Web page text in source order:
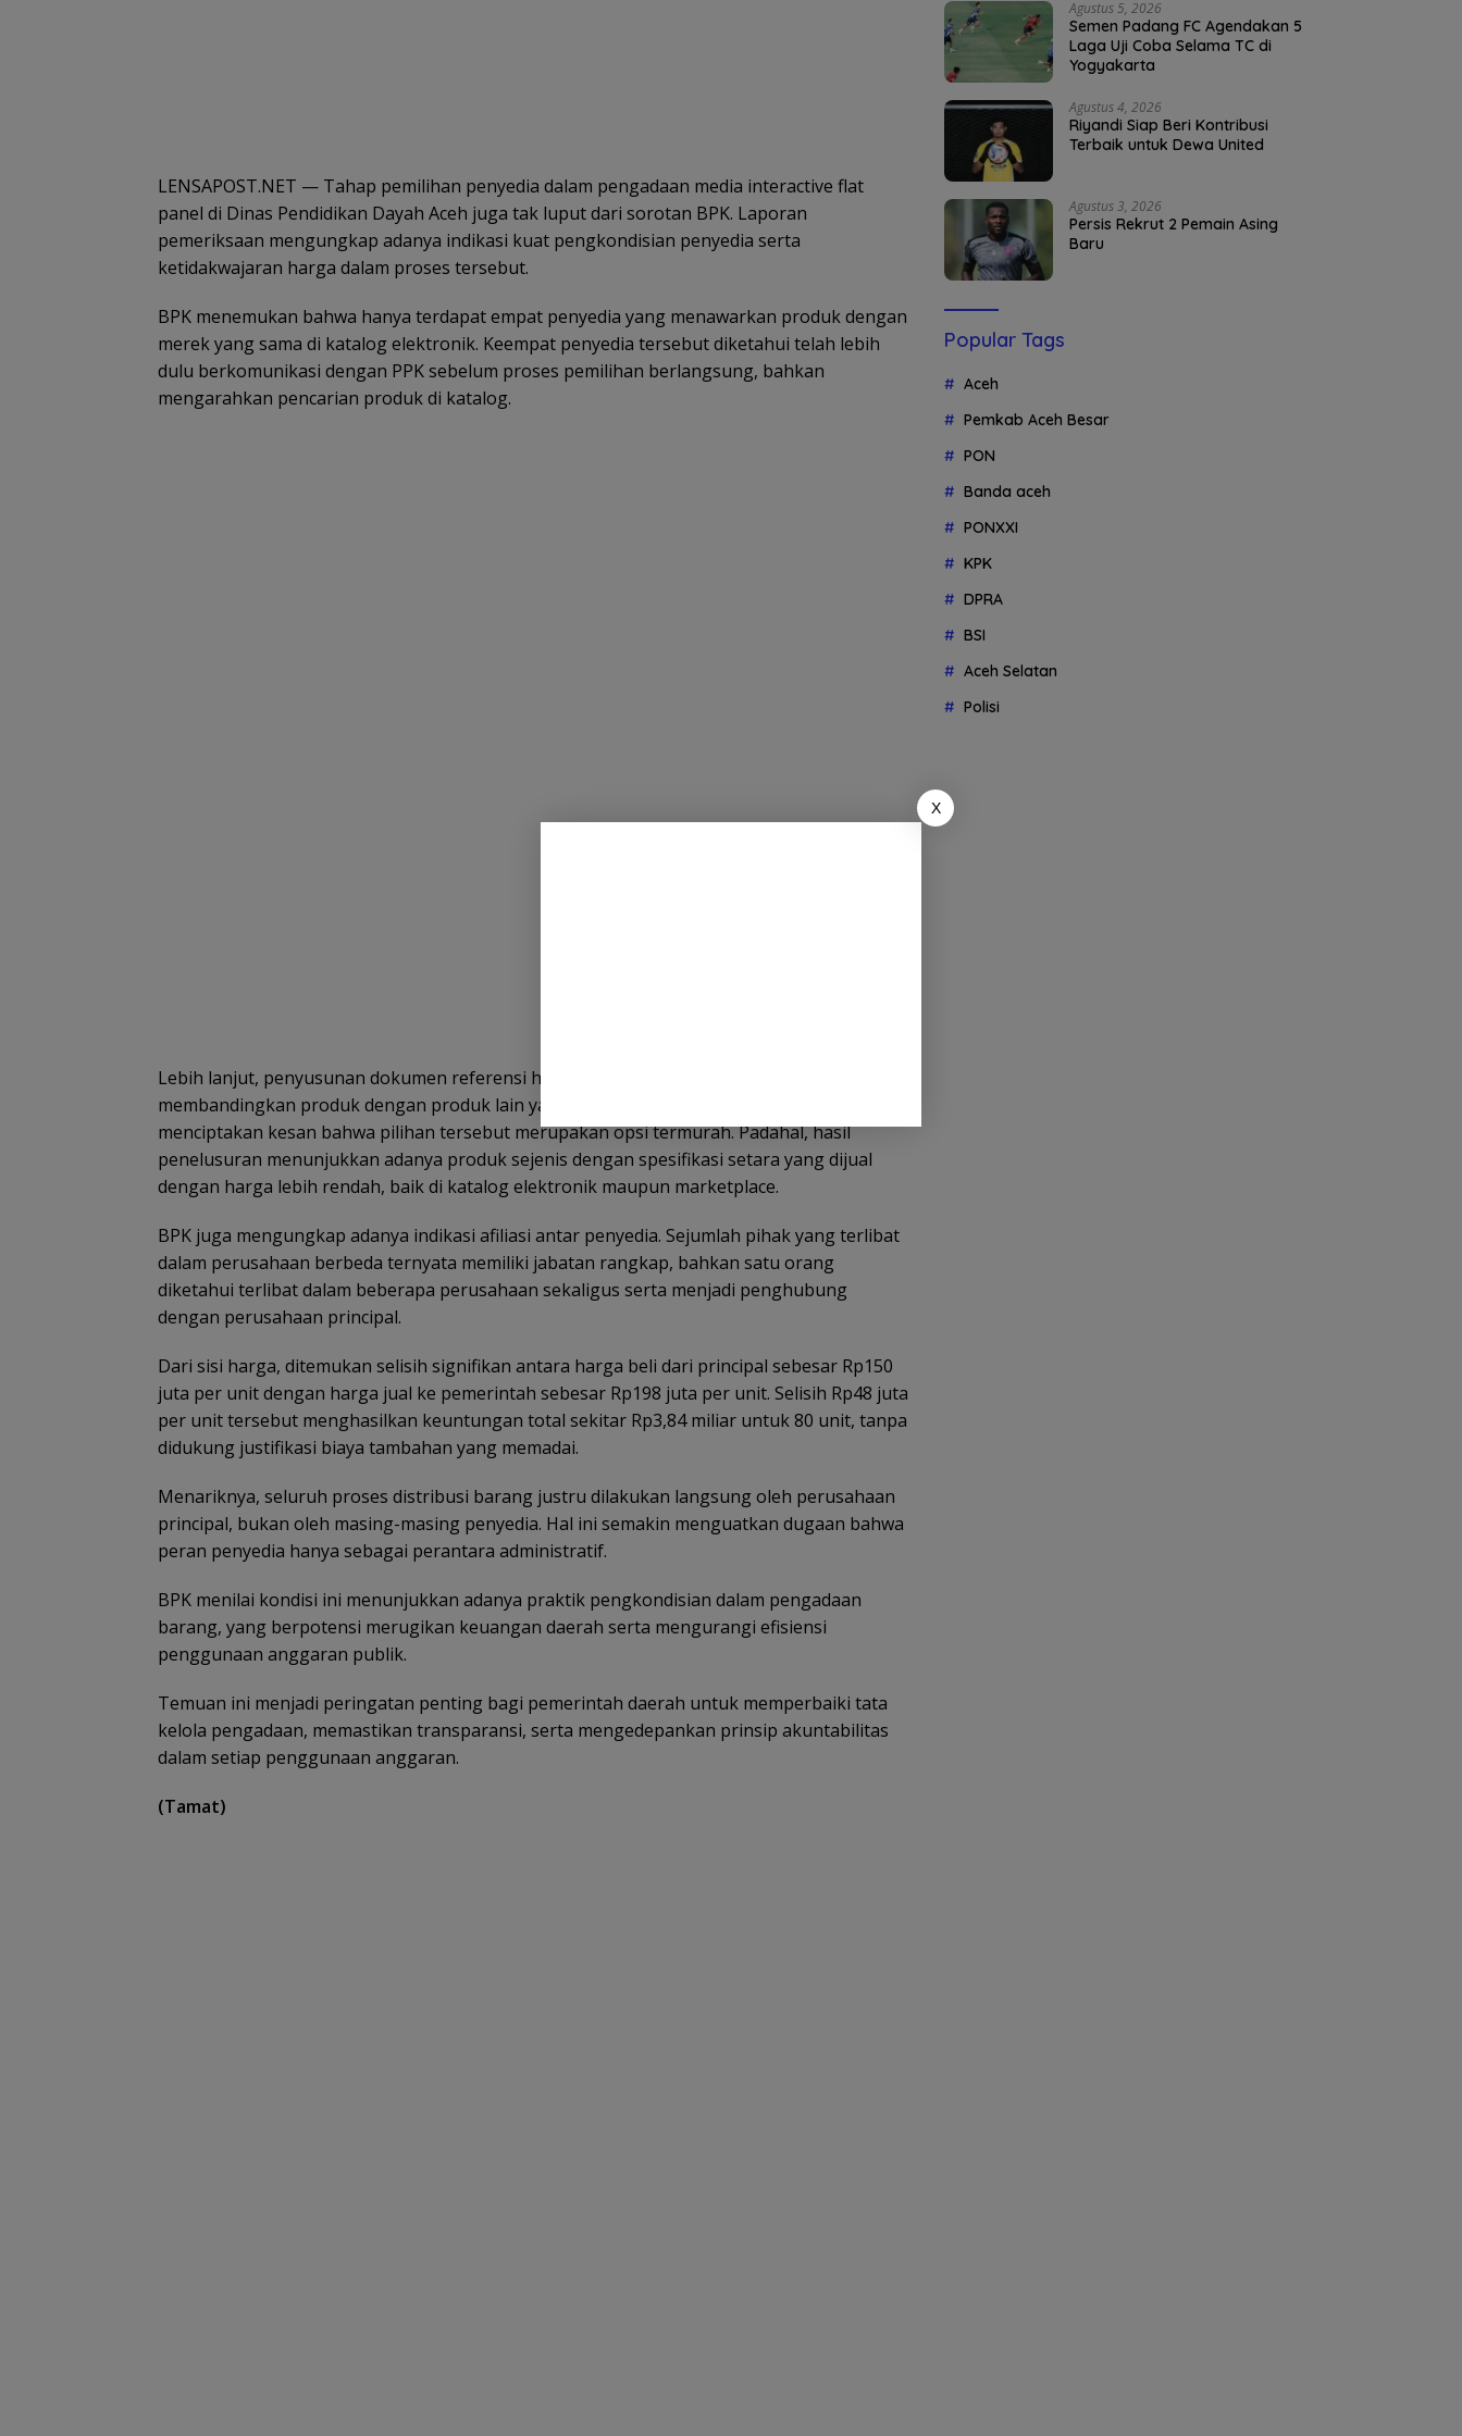
LENSAPOST.NET — Tahap pemilihan penyedia dalam pengadaan media interactive flat
panel di Dinas Pendidikan Dayah Aceh juga tak luput dari sorotan BPK. Laporan
pemeriksaan mengungkap adanya indikasi kuat pengkondisian penyedia serta
ketidakwajaran harga dalam proses tersebut.
BPK menemukan bahwa hanya terdapat empat penyedia yang menawarkan produk dengan
merek yang sama di katalog elektronik. Keempat penyedia tersebut diketahui telah lebih
dulu berkomunikasi dengan PPK sebelum proses pemilihan berlangsung, bahkan
mengarahkan pencarian produk di katalog.
Lebih lanjut, penyusunan dokumen referensi harga diduga tidak objektif. PPK
membandingkan produk dengan produk lain yang memiliki harga lebih tinggi, sehingga
menciptakan kesan bahwa pilihan tersebut merupakan opsi termurah. Padahal, hasil
penelusuran menunjukkan adanya produk sejenis dengan spesifikasi setara yang dijual
dengan harga lebih rendah, baik di katalog elektronik maupun marketplace.
BPK juga mengungkap adanya indikasi afiliasi antar penyedia. Sejumlah pihak yang terlibat
dalam perusahaan berbeda ternyata memiliki jabatan rangkap, bahkan satu orang
diketahui terlibat dalam beberapa perusahaan sekaligus serta menjadi penghubung
dengan perusahaan principal.
Dari sisi harga, ditemukan selisih signifikan antara harga beli dari principal sebesar Rp150
juta per unit dengan harga jual ke pemerintah sebesar Rp198 juta per unit. Selisih Rp48 juta
per unit tersebut menghasilkan keuntungan total sekitar Rp3,84 miliar untuk 80 unit, tanpa
didukung justifikasi biaya tambahan yang memadai.
Menariknya, seluruh proses distribusi barang justru dilakukan langsung oleh perusahaan
principal, bukan oleh masing-masing penyedia. Hal ini semakin menguatkan dugaan bahwa
peran penyedia hanya sebagai perantara administratif.
BPK menilai kondisi ini menunjukkan adanya praktik pengkondisian dalam pengadaan
barang, yang berpotensi merugikan keuangan daerah serta mengurangi efisiensi
penggunaan anggaran publik.
Temuan ini menjadi peringatan penting bagi pemerintah daerah untuk memperbaiki tata
kelola pengadaan, memastikan transparansi, serta mengedepankan prinsip akuntabilitas
dalam setiap penggunaan anggaran.
(Tamat)
Agustus 5, 2026
Semen Padang FC Agendakan 5
Laga Uji Coba Selama TC di
Yogyakarta
Agustus 4, 2026
Riyandi Siap Beri Kontribusi
Terbaik untuk Dewa United
Agustus 3, 2026
Persis Rekrut 2 Pemain Asing
Baru
Popular Tags
Aceh
Pemkab Aceh Besar
PON
Banda aceh
PONXXI
KPK
DPRA
BSI
Aceh Selatan
Polisi
X